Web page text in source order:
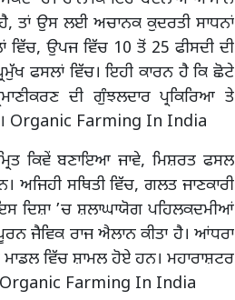
ਤਾਂ ਉਸ ਲਈ ਅਚਾਨਕ ਕੁਦਰਤੀ ਸਾਧਨਾਂ
ਵਿੱਚ, ਉਪਜ ਵਿੱਚ 10 ਤੋਂ 25 ਫੀਸਦੀ ਦੀ
ਫਸਲਾਂ ਵਿੱਚ। ਇਹੀ ਕਾਰਨ ਹੈ ਕਿ ਛੋਟੇ
ਦੀ ਗੁੰਝਲਦਾਰ ਪ੍ਰਕਿਰਿਆ ਤੇ
ਹੈ। Organic Farming In India
ਕਿਵੇਂ ਬਣਾਇਆ ਜਾਵੇ, ਮਿਸ਼ਰਤ ਫਸਲ
ਅਜਿਹੀ ਸਥਿਤੀ ਵਿੱਚ, ਗਲਤ ਜਾਣਕਾਰੀ
ਦਿਸ਼ਾ ’ਚ ਸ਼ਲਾਘਾਯੋਗ ਪਹਿਲਕਦਮੀਆਂ
ਜੈਵਿਕ ਰਾਜ ਐਲਾਨ ਕੀਤਾ ਹੈ। ਆਂਧਰਾ
ਵਿੱਚ ਸ਼ਾਮਲ ਹੋਏ ਹਨ। ਮਹਾਰਾਸ਼ਟਰ
Organic Farming In India